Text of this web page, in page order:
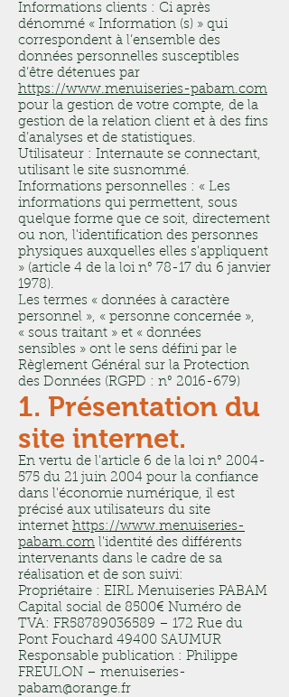
Informations clients : Ci après
dénommé « Information (s) » qui
correspondent à l’ensemble des
données personnelles susceptibles
d’être détenues par
https://www.menuiseries-pabam.com
pour la gestion de votre compte, de la
gestion de la relation client et à des fins
d’analyses et de statistiques.
Utilisateur : Internaute se connectant,
utilisant le site susnommé.
Informations personnelles : « Les
informations qui permettent, sous
quelque forme que ce soit, directement
ou non, l'identification des personnes
physiques auxquelles elles s'appliquent
» (article 4 de la loi n° 78-17 du 6 janvier
1978).
Les termes « données à caractère
personnel », « personne concernée »,
« sous traitant » et « données
sensibles » ont le sens défini par le
Règlement Général sur la Protection
des Données (RGPD : n° 2016-679)
1. Présentation du
site internet.
En vertu de l'article 6 de la loi n° 2004-
575 du 21 juin 2004 pour la confiance
dans l'économie numérique, il est
précisé aux utilisateurs du site
internet https://www.menuiseries-
pabam.com l'identité des différents
intervenants dans le cadre de sa
réalisation et de son suivi:
Propriétaire : EIRL Menuiseries PABAM
Capital social de 8500€ Numéro de
TVA: FR58789036589 – 172 Rue du
Pont Fouchard 49400 SAUMUR
Responsable publication : Philippe
FREULON – menuiseries-
pabam@orange.fr